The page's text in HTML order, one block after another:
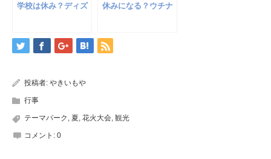
学校は休み？ディズ
休みになる？ウチナ
投稿者: やきいもや
行事
テーマパーク 夏 花火大会 観光
コメント: 0